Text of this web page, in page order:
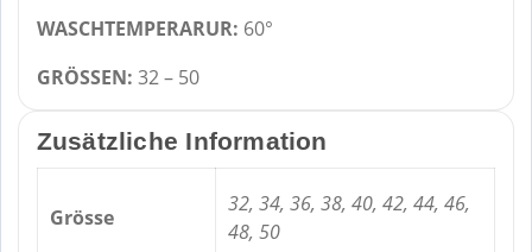
WASCHTEMPERARUR: 60°
GRÖSSEN: 32 – 50
Zusätzliche Information
Grösse
32, 34, 36, 38, 40, 42, 44, 46,
48, 50